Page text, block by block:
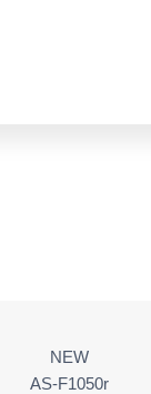
NEW
AS-F1050r